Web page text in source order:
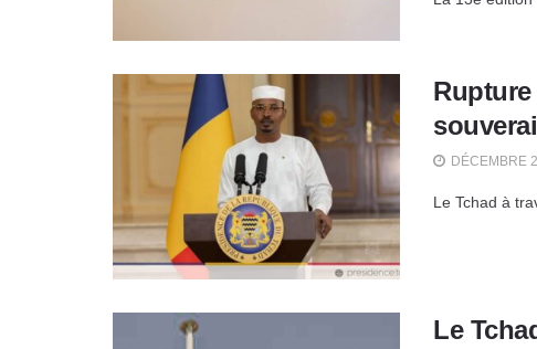
DÉCEMBRE
Le Tchad à
Le